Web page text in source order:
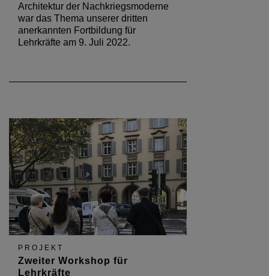
Architektur der Nachkriegsmoderne
war das Thema unserer dritten
anerkannten Fortbildung für
Lehrkräfte am 9. Juli 2022.
PROJEKT
Zweiter Workshop für
Lehrkräfte